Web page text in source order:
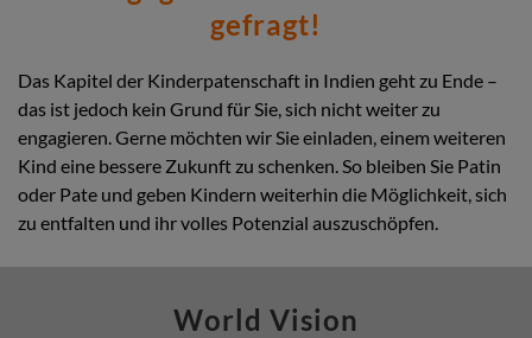
Entwicklungsprojekte übertragen, siehe oben, und zum Wohl
der Kinder und ihrer Familien eingesetzt werden, wie Sie es
Wir freuen uns und sind von Herzen dankbar, wenn Sie
unsere Arbeit auch weiterhin unterstützen, zum Beispiel in
Form einer Dauerspende. So tragen Sie dauerhaft dazu bei,
bessere Lebensgrundlagen für Kinder zu schaffen, die
unserer Hilfe bedürfen.
gefragt!
Das Kapitel der Kinderpatenschaft in Indien geht zu Ende –
das ist jedoch kein Grund für Sie, sich nicht weiter zu
engagieren. Gerne möchten wir Sie einladen, einem weiteren
Kind eine bessere Zukunft zu schenken. So bleiben Sie Patin
oder Pate und geben Kindern weiterhin die Möglichkeit, sich
zu entfalten und ihr volles Potenzial auszuschöpfen.
World Vision